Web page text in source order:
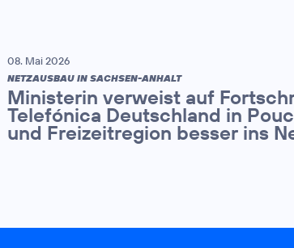
08. Mai 2026
NETZAUSBAU IN SACHSEN-ANHALT
Ministerin verweist auf
Telefónica Deutschland in
und Freizeitregion besser ins